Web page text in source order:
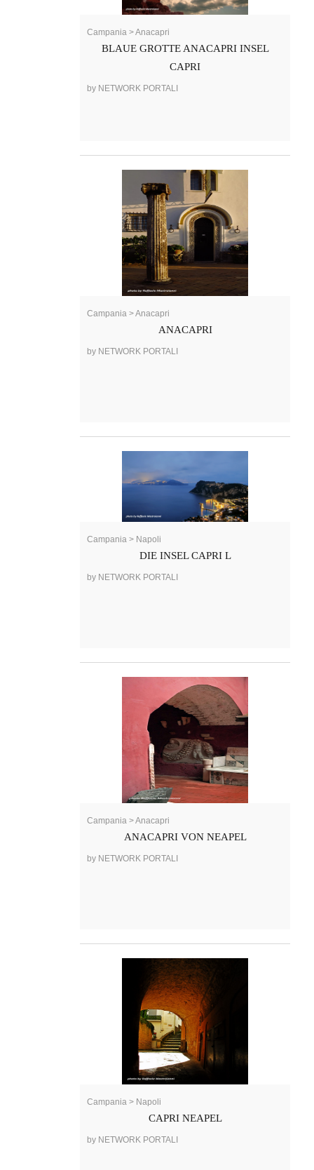
Campania > Anacapri
BLAUE GROTTE ANACAPRI INSEL
CAPRI
by NETWORK PORTALI
Campania > Anacapri
ANACAPRI
by NETWORK PORTALI
Campania > Napoli
DIE INSEL CAPRI L
by NETWORK PORTALI
Campania > Anacapri
ANACAPRI VON NEAPEL
by NETWORK PORTALI
Campania > Napoli
CAPRI NEAPEL
by NETWORK PORTALI